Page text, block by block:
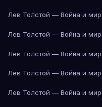
Лев Толстой — Война и мир
Лев Толстой — Война и мир
Лев Толстой — Война и мир
Лев Толстой — Война и мир
Лев Толстой — Война и мир